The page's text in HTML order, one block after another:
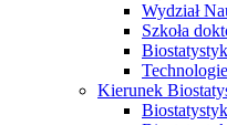
Wydział
Szkoła
Kierunek